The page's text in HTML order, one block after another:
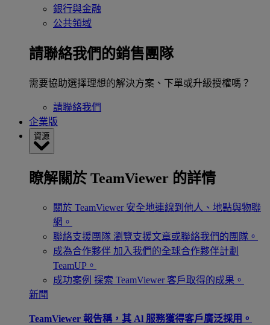
銀行與金融
公共領域
請聯絡我們的銷售團隊
需要協助選擇理想的解決方案、下單或升級授權嗎？
請聯絡我們
企業版
資源
瞭解關於 TeamViewer 的詳情
關於 TeamViewer 安全地連線到他人、地點與物聯
網。
聯絡支援團隊 瀏覽支援文章或聯絡我們的團隊。
成為合作夥伴 加入我們的全球合作夥伴計劃
TeamUP。
成功案例 探索 TeamViewer 客戶取得的成果。
新聞
TeamViewer 報告稱，其 Al 服務獲得客戶廣泛採用。